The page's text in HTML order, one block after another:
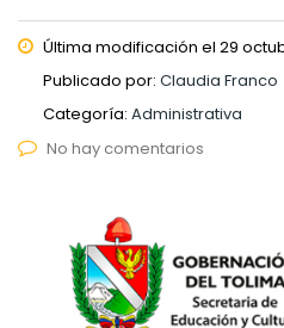
Última modificación el 29
Publicado por: Claudia Franco
Categoría: Administrativa
No hay comentarios